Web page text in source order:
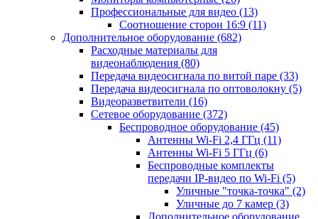
Профессиональные для видео (13)
Соотношение сторон 16:9 (11)
Дополнительное оборудование (682)
Расходные материалы для
видеонаблюдения (80)
Передача видеосигнала по витой паре (33)
Передача видеосигнала по оптоволокну (5)
Видеоразветвители (16)
Сетевое оборудование (372)
Беспроводное оборудование (45)
Антенны Wi-Fi 2,4 ГГц (11)
Антенны Wi-Fi 5 ГГц (6)
Беспроводные комплекты
передачи IP-видео по Wi-Fi (5)
Уличные "точка-точка" (2)
Уличные до 7 камер (3)
Дополнительное оборудование